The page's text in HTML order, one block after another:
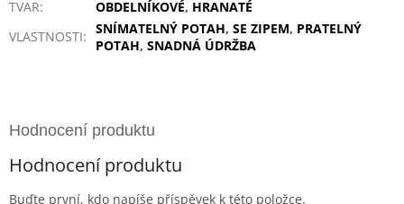
TVAR: OBDELNÍKOVÉ, HRANATÉ
VLASTNOSTI: SNÍMATELNÝ POTAH, SE ZIPEM, PRATELNÝ
POTAH, SNADNÁ ÚDRŽBA
Hodnocení produktu
Buďte první, kdo napíše příspěvek k této položce.